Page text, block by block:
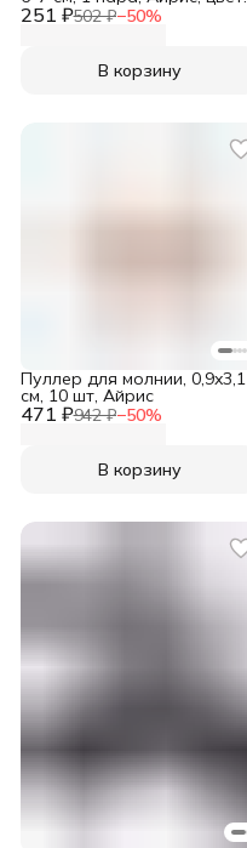
251 ₽502 ₽−50%
жемчужный
В корзину
471 ₽942 ₽−50%
Пуллер для молнии, 0,9x3,1
см, 10 шт, Айрис
В корзину